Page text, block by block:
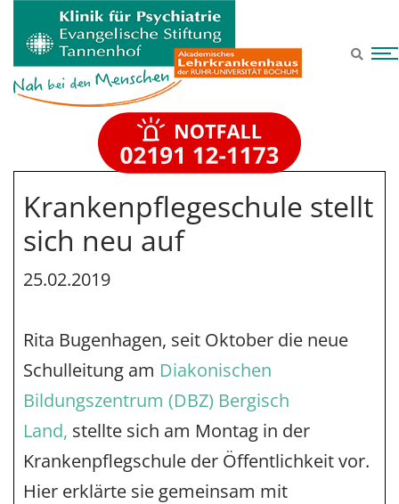
Zum Hauptinhalt springen
Krankenpflegeschule stellt
sich neu auf
25.02.2019
Rita Bugenhagen, seit Oktober die neue
Schulleitung am Diakonischen
Bildungszentrum (DBZ) Bergisch
Land, stellte sich am Montag in der
Krankenpflegschule der Öffentlichkeit vor.
Hier erklärte sie gemeinsam mit